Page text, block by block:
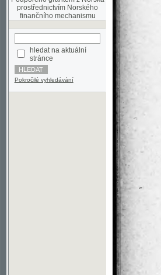
hledat na aktuální
stránce
Pokročilé vyhledávání